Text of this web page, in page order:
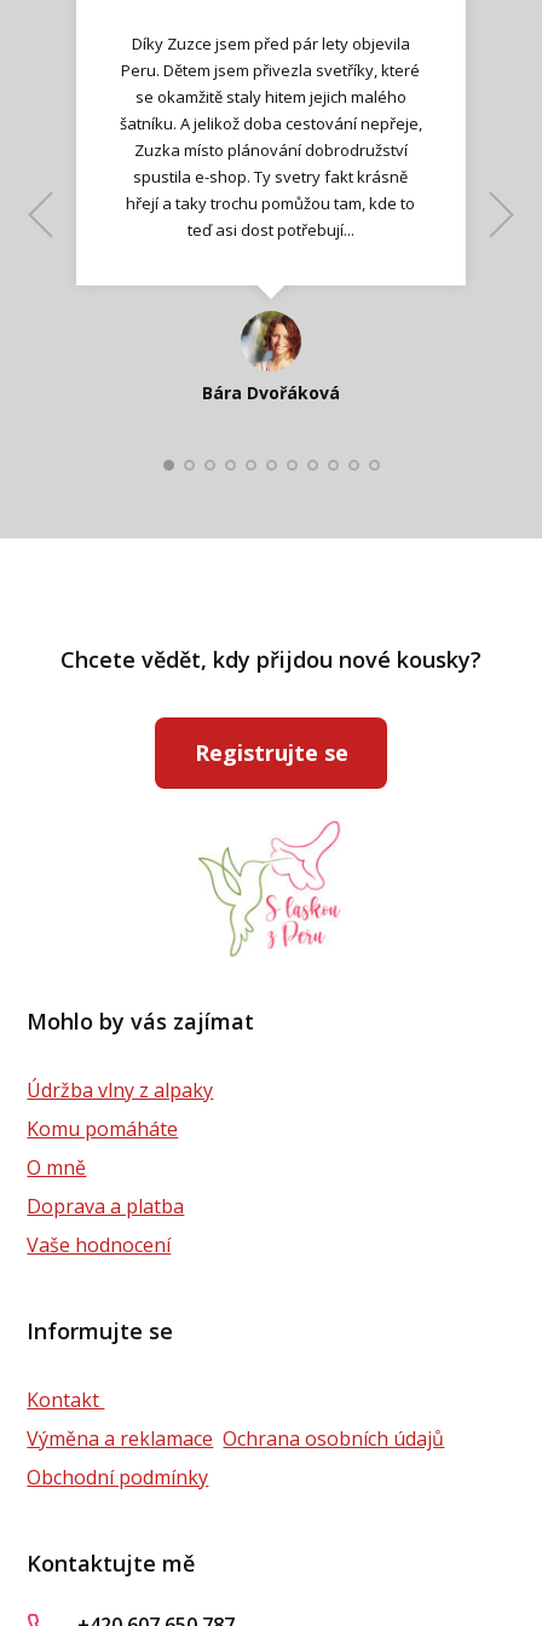
Díky Zuzce jsem před pár lety objevila
Peru. Dětem jsem přivezla svetříky, které
se okamžitě staly hitem jejich malého
šatníku. A jelikož doba cestování nepřeje,
Zuzka místo plánování dobrodružství
spustila e-shop. Ty svetry fakt krásně
hřejí a taky trochu pomůžou tam, kde to
teď asi dost potřebují...
Bára Dvořáková
Jana T.
Kateřina Veleta Štěpánová
Ilona M.
Lenka K.
Nadšená zpráva
Katka Perháčová
Smolková
Lenka K.
Chcete vědět, kdy přijdou nové kousky?
Registrujte se
Mohlo by vás zajímat
Údržba vlny z alpaky
Komu pomáháte
O mně
Doprava a platba
Vaše hodnocení
Informujte se
Kontakt
Výměna a reklamace Ochrana osobních údajů
Obchodní podmínky
Kontaktujte mě